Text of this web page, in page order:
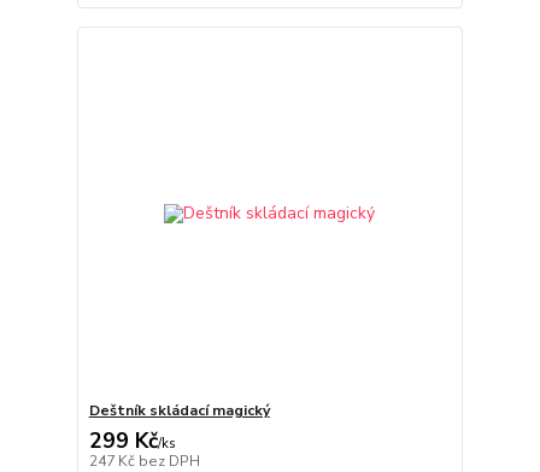
Deštník skládací magický
299 Kč/ks
247 Kč bez DPH